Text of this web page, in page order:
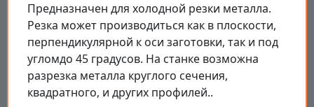
Предназначен для холодной резки металла.
Резка может производиться как в плоскости,
перпендикулярной к оси заготовки, так и под
угломдо 45 градусов. На станке возможна
разрезка металла круглого сечения,
квадратного, и других профилей..